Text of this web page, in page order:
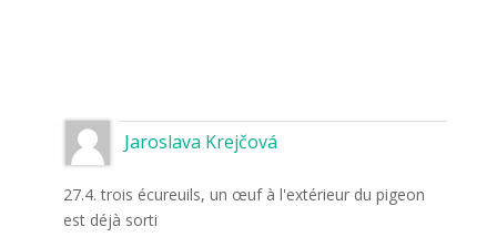
Jaroslava Krejčová
27.4. trois écureuils, un œuf à l'extérieur du pigeon
est déjà sorti